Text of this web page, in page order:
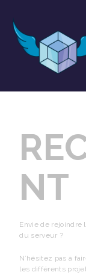
NT
Envie de rejoindre
du serveur ?
N’hésitez pas à
les différents